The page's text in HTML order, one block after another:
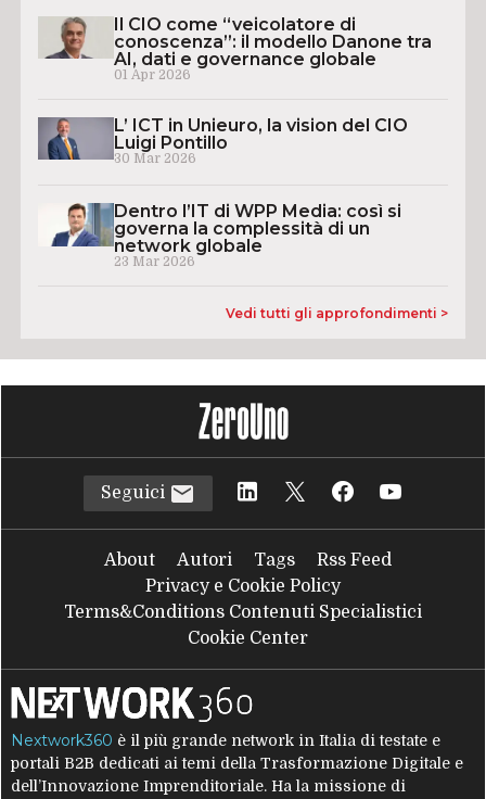
Il CIO come “veicolatore di
conoscenza”: il modello Danone tra
AI, dati e governance globale
01 Apr 2026
L’ ICT in Unieuro, la vision del CIO
Luigi Pontillo
30 Mar 2026
Dentro l’IT di WPP Media: così si
governa la complessità di un
network globale
23 Mar 2026
Vedi tutti gli approfondimenti >
Seguici
About Autori Tags
Rss Feed
Privacy e Cookie Policy
Terms&Conditions Contenuti Specialistici
Cookie Center
Nextwork360 è il più grande network in Italia di testate e
portali B2B dedicati ai temi della Trasformazione Digitale e
dell’Innovazione Imprenditoriale. Ha la missione di